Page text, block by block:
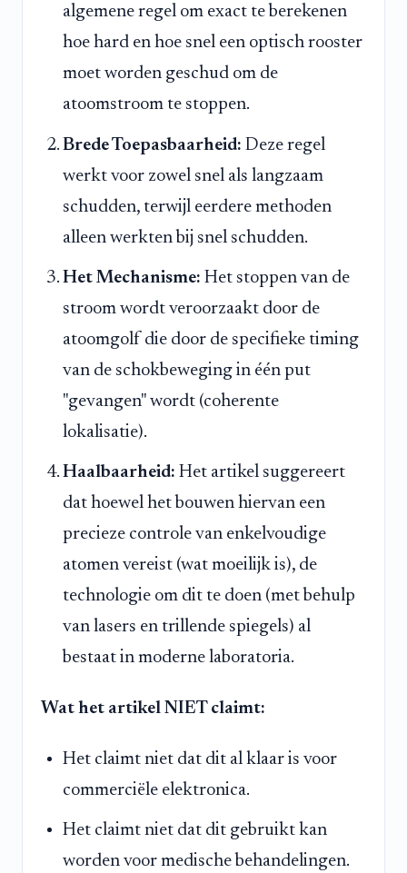
algemene regel om exact te berekenen
hoe hard en hoe snel een optisch rooster
moet worden geschud om de
atoomstroom te stoppen.
Brede Toepasbaarheid: Deze regel
werkt voor zowel snel als langzaam
schudden, terwijl eerdere methoden
alleen werkten bij snel schudden.
Het Mechanisme: Het stoppen van de
stroom wordt veroorzaakt door de
atoomgolf die door de specifieke timing
van de schokbeweging in één put
"gevangen" wordt (coherente
lokalisatie).
Haalbaarheid: Het artikel suggereert
dat hoewel het bouwen hiervan een
precieze controle van enkelvoudige
atomen vereist (wat moeilijk is), de
technologie om dit te doen (met behulp
van lasers en trillende spiegels) al
bestaat in moderne laboratoria.
Wat het artikel NIET claimt:
Het claimt niet dat dit al klaar is voor
commerciële elektronica.
Het claimt niet dat dit gebruikt kan
worden voor medische behandelingen.